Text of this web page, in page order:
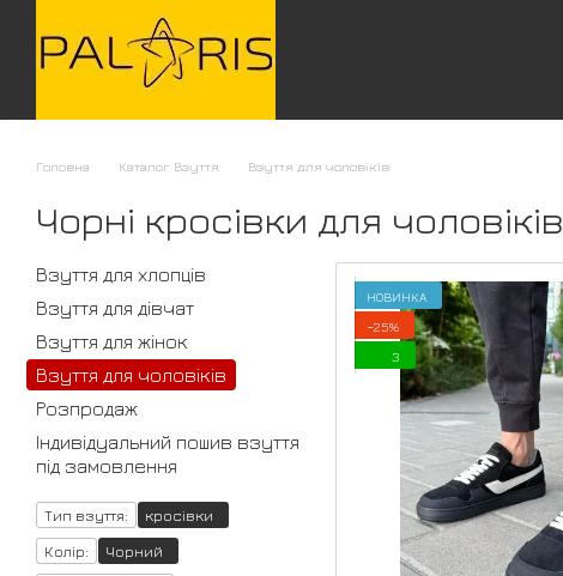
Перейти до основного контенту
Головна Каталог Взуття Взуття для чоловіків
Чорні кросівки для чоловіків
НОВИНКА
−25%
3
Взуття для хлопців
Взуття для дівчат
Взуття для жінок
Взуття для чоловіків
Розпродаж
Індивідуальний пошив взуття
під замовлення
Тип взуття:
кросівки
Колір:
Чорний